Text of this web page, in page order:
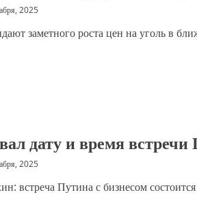
2025
заметного роста цен на уголь в
дату и время встречи
2025
встреча Путина с бизнесом